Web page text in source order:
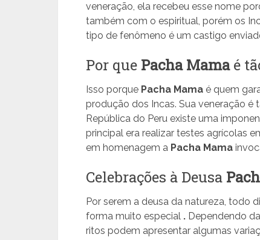
veneração, ela recebeu esse nome
também com o espiritual, porém os
tipo de fenômeno é um castigo
Por que Pacha Mamaé
Isso porque Pacha Mama é quem
produção dos Incas. Sua veneração é
República do Peru existe uma
principal era realizar testes agrícolas
em homenagem a Pacha Mama
Celebrações à Deusa
Por serem a deusa da natureza, todo
forma muito especial . Dependendo
ritos podem apresentar algumas